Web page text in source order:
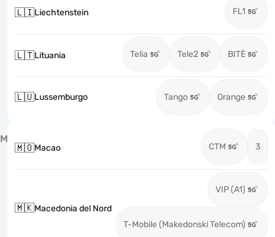
🇱🇮Liechtenstein FL1
🇱🇹Lituania Telia Tele2 BITĖ
🇱🇺Lussemburgo Tango Orange
M
🇲🇴Macao CTM 3
🇲🇰Macedonia del Nord
VIP (A1)
T-Mobile (Makedonski Telecom)